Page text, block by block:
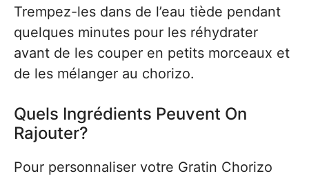
Trempez-les dans de l’eau tiède pendant
quelques minutes pour les réhydrater
avant de les couper en petits morceaux et
de les mélanger au chorizo.
Quels Ingrédients Peuvent On
Rajouter?
Pour personnaliser votre Gratin Chorizo